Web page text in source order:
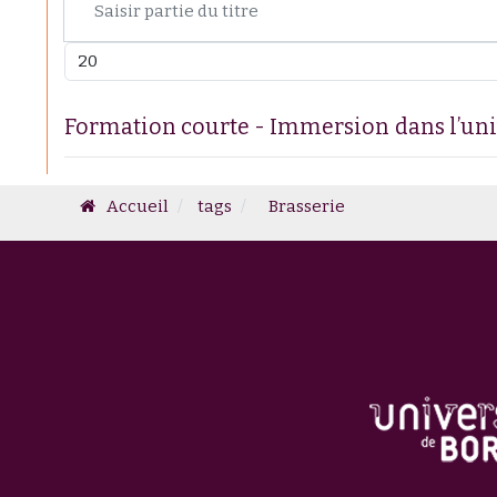
Afficher #
Formation courte - Immersion dans
Accueil tags Brasserie